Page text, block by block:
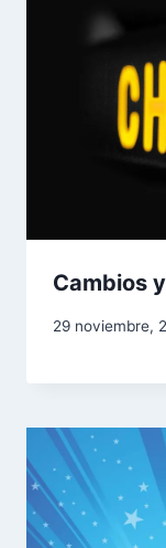
Cambios
29 noviembre,